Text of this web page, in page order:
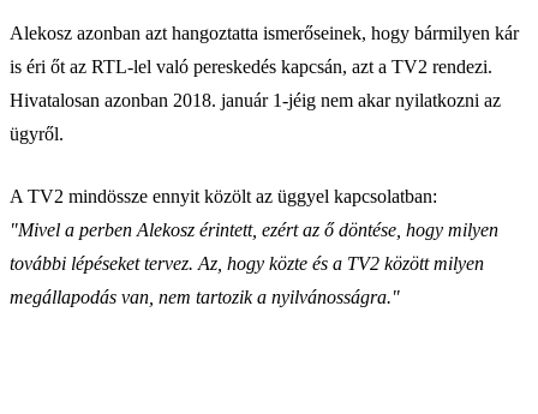
Alekosz azonban azt hangoztatta ismerőseinek, hogy bármilyen kár
is éri őt az RTL-lel való pereskedés kapcsán, azt a TV2 rendezi.
Hivatalosan azonban 2018. január 1-jéig nem akar nyilatkozni az
ügyről.
A TV2 mindössze ennyit közölt az üggyel kapcsolatban:
"Mivel a perben Alekosz érintett, ezért az ő döntése, hogy milyen
további lépéseket tervez. Az, hogy közte és a TV2 között milyen
megállapodás van, nem tartozik a nyilvánosságra."